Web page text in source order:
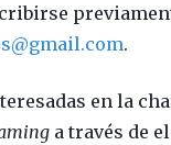
.
en la
a través de